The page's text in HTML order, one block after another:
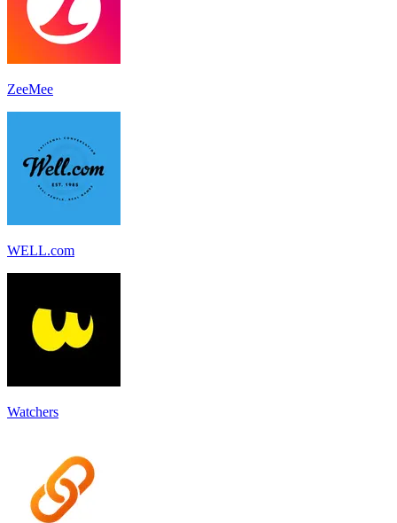
ZeeMee
WELL.com
Watchers